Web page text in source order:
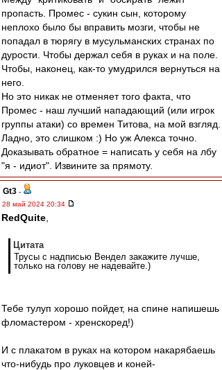
пропасть. Промес - сукин сын, которому
неплохо было бы вправить мозги, чтобы не
попадал в тюрягу в мусульманских странах по
дурости. Чтобы держал себя в руках и на поле.
Чтобы, наконец, как-то умудрился вернуться на
него.
Но это никак не отменяет того факта, что
Промес - наш лучший нападающий (или игрок
группы атаки) со времен Титова, на мой взгляд.
Ладно, это слишком :) Но уж Алекса точно.
Доказывать обратное = написать у себя на лбу
"я - идиот". Извините за прямоту.
Gt3 -
28 май 2024 20:34
RedQuite
Цитата
Трусы с надписью Вендел закажите лучше,
только на голову не надевайте.)
Тебе тулуп хорошо пойдет, на спине напишешь
фломастером - хренскоред!)
И с плакатом в руках на котором накарябаешь
что-нибудь про луковцев и коней-